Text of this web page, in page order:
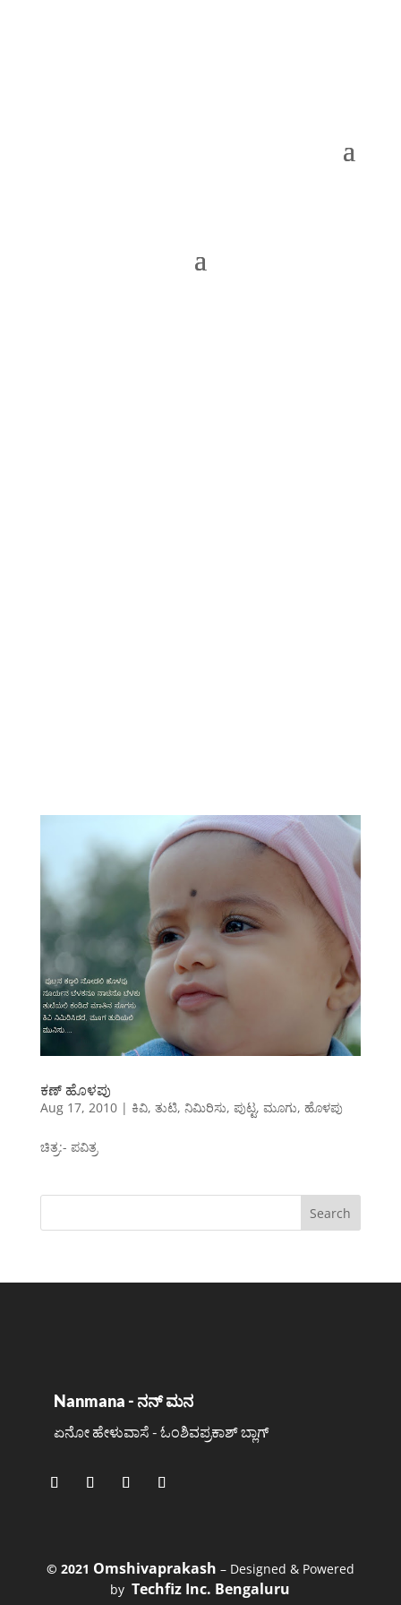
ಕಣ್ ಹೊಳಪು
Aug 17, 2010| ಕಿವಿ, ತುಟಿ, ನಿಮಿರಿಸು, ಪುಟ್ಟ, ಮೂಗು, ಹೊಳಪು
ಚಿತ್ರ:- ಪವಿತ್ರ
Nanmana - ನನ್ ಮನ
ಏನೋ ಹೇಳುವಾಸೆ - ಓಂಶಿವಪ್ರಕಾಶ್ ಬ್ಲಾಗ್
©️ 2021 Omshivaprakash – Designed & Powered
byTechfiz Inc. Bengaluru